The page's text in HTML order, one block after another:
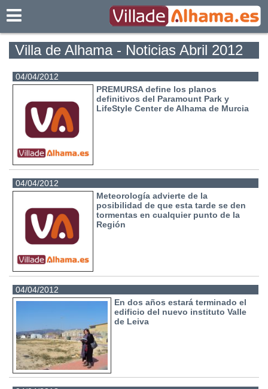
Villa de Alhama - Noticias Abril 2012
04/04/2012
PREMURSA define los planos
definitivos del Paramount Park y
LifeStyle Center de Alhama de Murcia
04/04/2012
Meteorología advierte de la
posibilidad de que esta tarde se den
tormentas en cualquier punto de la
Región
04/04/2012
En dos años estará terminado el
edificio del nuevo instituto Valle
de Leiva